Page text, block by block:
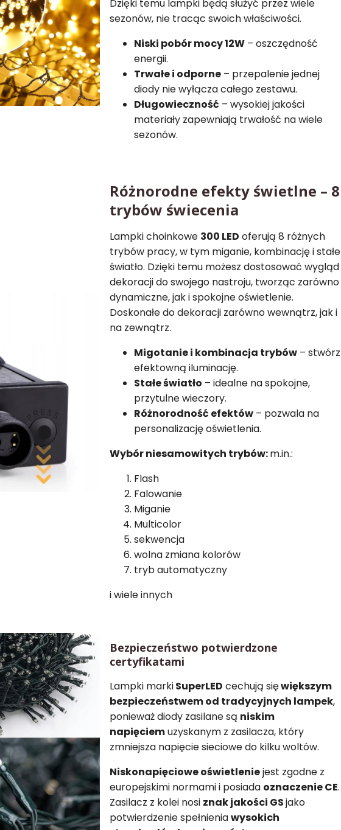
Dzięki temu lampki będą służyć przez wiele
sezonów, nie tracąc swoich właściwości.
Niski pobór mocy 12W – oszczędność
energii.
Trwałe i odporne – przepalenie jednej
diody nie wyłącza całego zestawu.
Długowieczność – wysokiej jakości
materiały zapewniają trwałość na wiele
sezonów.
Różnorodne efekty świetlne – 8
trybów świecenia
Lampki choinkowe 300 LED oferują 8 różnych
trybów pracy, w tym miganie, kombinację i stałe
światło. Dzięki temu możesz dostosować wygląd
dekoracji do swojego nastroju, tworząc zarówno
dynamiczne, jak i spokojne oświetlenie.
Doskonałe do dekoracji zarówno wewnątrz, jak i
na zewnątrz.
Migotanie i kombinacja trybów – stwórz
efektowną iluminację.
Stałe światło – idealne na spokojne,
przytulne wieczory.
Różnorodność efektów – pozwala na
personalizację oświetlenia.
Wybór niesamowitych trybów:m.in.:
Flash
Falowanie
Miganie
Multicolor
sekwencja
wolna zmiana kolorów
tryb automatyczny
i wiele innych
Bezpieczeństwo potwierdzone
certyfikatami
Lampki markiSuperLED cechują sięwiększym
bezpieczeństwem od tradycyjnych lampek,
ponieważ diody zasilane są niskim
napięciemuzyskanym z zasilacza, który
zmniejsza napięcie sieciowe do kilku woltów.
Niskonapięciowe oświetleniejest zgodne z
europejskimi normami i posiada oznaczenie CE.
Zasilacz z kolei nosi znak jakości GSjako
potwierdzenie spełnieniawysokich